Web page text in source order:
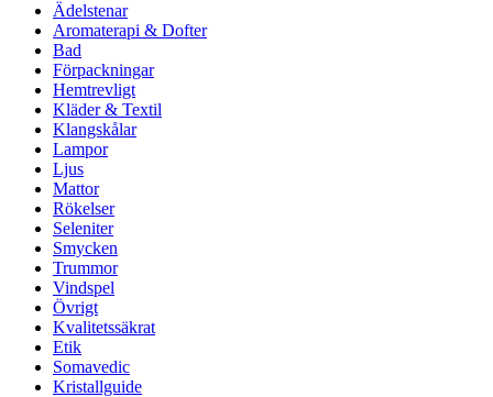
Ädelstenar
Aromaterapi & Dofter
Bad
Förpackningar
Hemtrevligt
Kläder & Textil
Klangskålar
Lampor
Ljus
Mattor
Rökelser
Seleniter
Smycken
Trummor
Vindspel
Övrigt
Kvalitetssäkrat
Etik
Somavedic
Kristallguide